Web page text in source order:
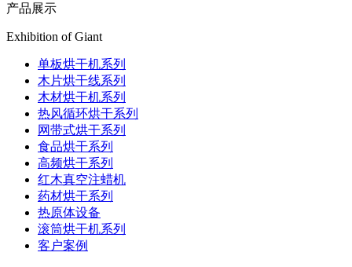
产品展示
Exhibition of Giant
单板烘干机系列
木片烘干线系列
木材烘干机系列
热风循环烘干系列
网带式烘干系列
食品烘干系列
高频烘干系列
红木真空注蜡机
药材烘干系列
热原体设备
滚筒烘干机系列
客户案例